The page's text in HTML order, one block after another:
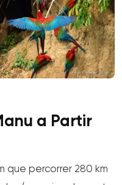
a Partir
que percorrer 280 km